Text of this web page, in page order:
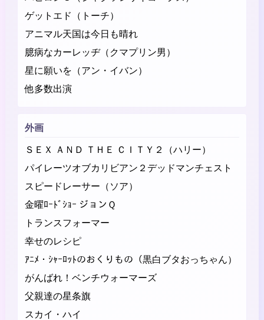
ゲットエド（トーチ）
アニマル天国は今日も晴れ
臆病なカーレッヂ（クマプリン男）
星に願いを（アン・イバン）
他多数出演
外画
ＳＥＸ ＡＮＤ ＴＨＥ ＣＩＴＹ２（ハリー）
パイレーツオブカリビアン２デッドマンチェスト
スピードレーサー（ソア）
金曜ﾛｰﾄﾞｼｮｰ ジョンＱ
トランスフォーマー
幸せのレシピ
ｱﾆﾒ・ｼｬｰﾛｯﾄのおくりもの（黒白ブタおっちゃん）
がんばれ！ベンチウォーマーズ
父親達の星条旗
スカイ・ハイ